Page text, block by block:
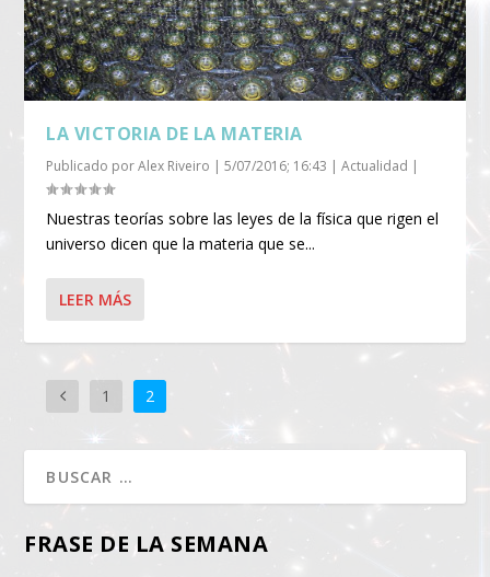
LA VICTORIA DE LA MATERIA
Publicado porAlex Riveiro |5/07/2016; 16:43 |Actualidad |
Nuestras teorías sobre las leyes de la física que rigen el
universo dicen que la materia que se...
LEER MÁS
1 2
FRASE DE LA SEMANA